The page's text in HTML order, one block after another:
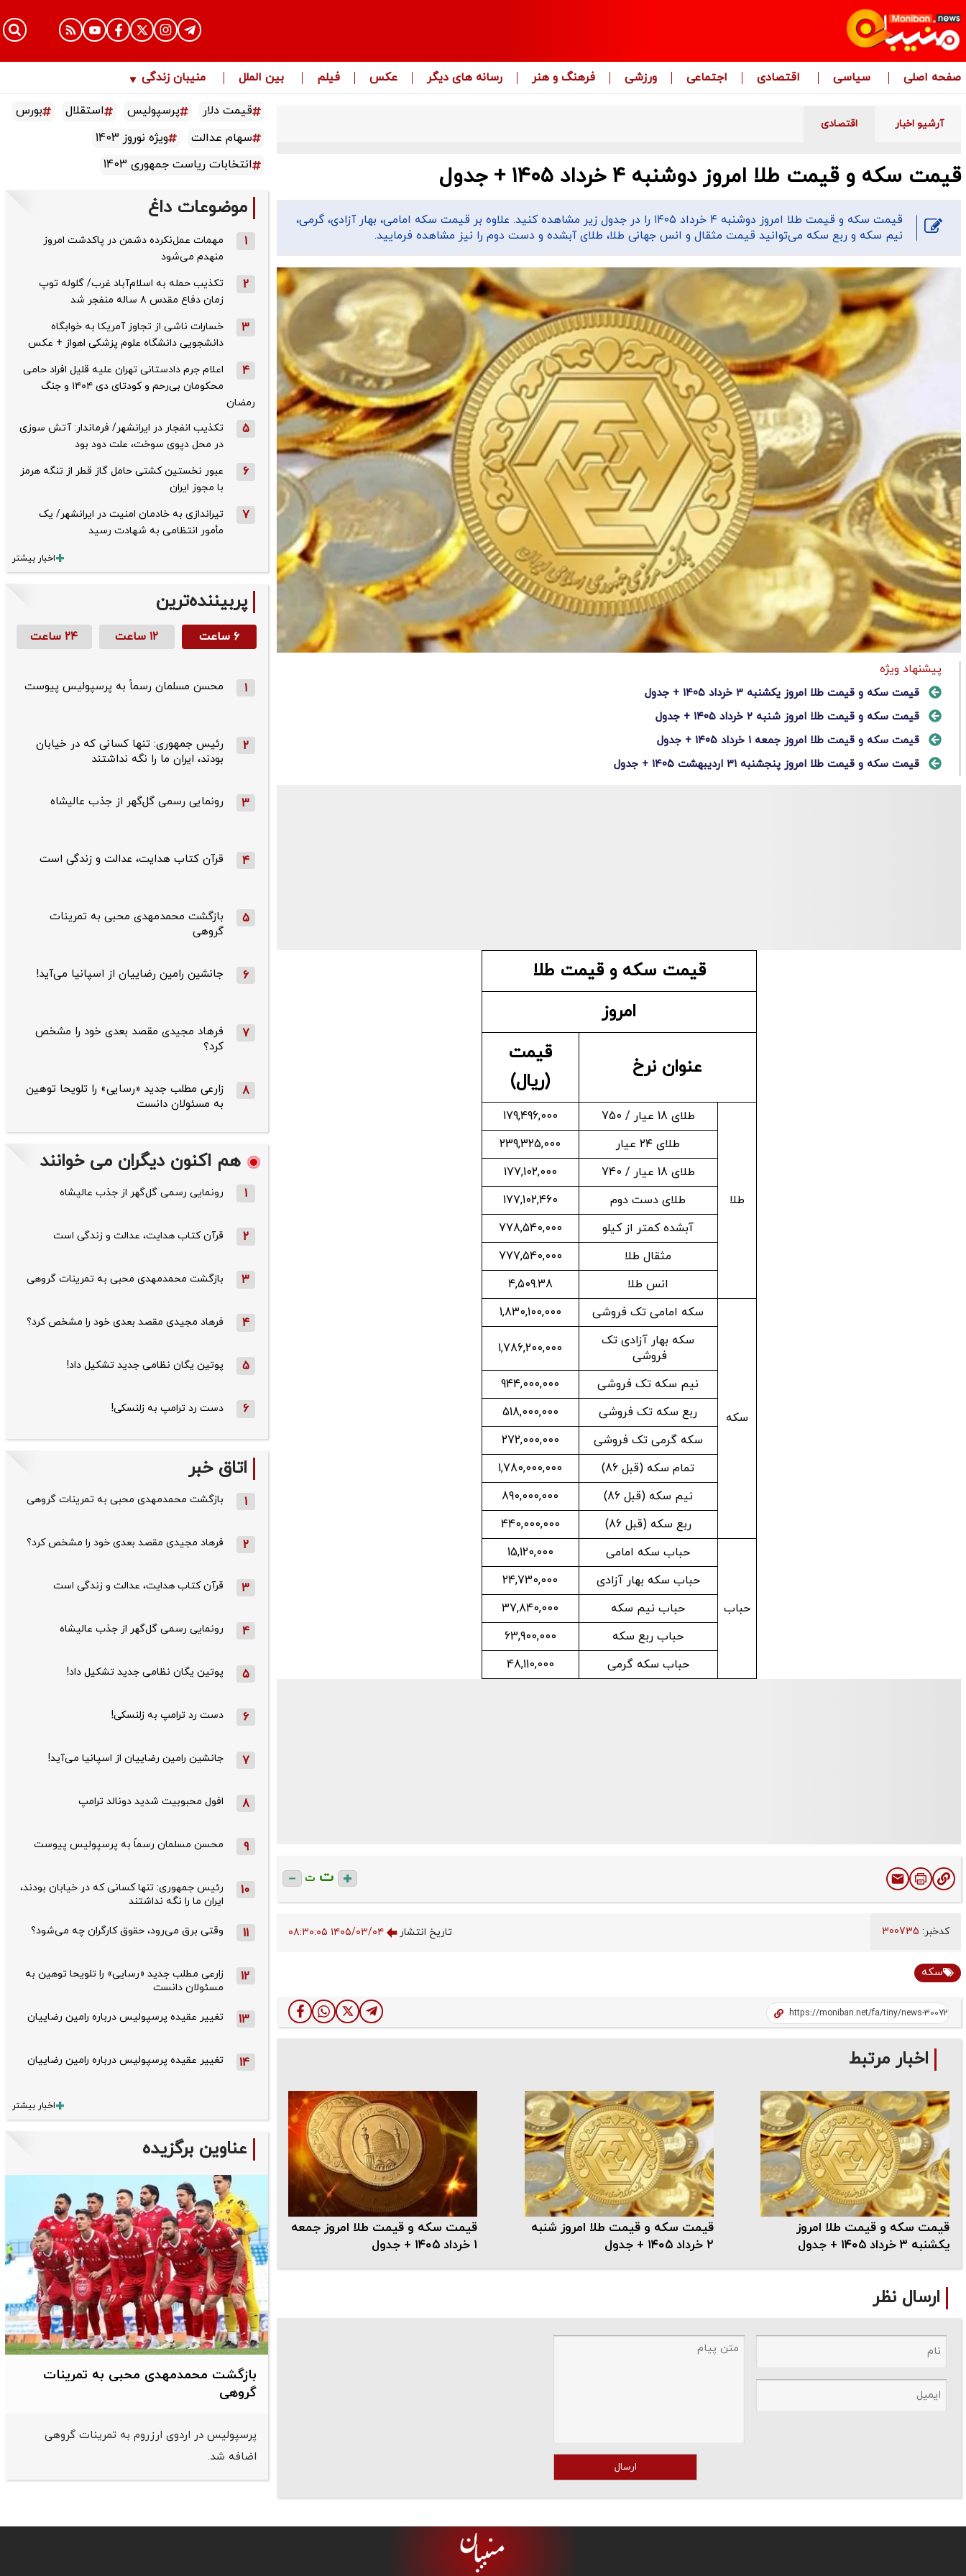
صفحه اصلی سیاسی اقتصادی اجتماعی ورزشی فرهنگ و هنر رسانه های دیگر عکس فیلم بین الملل منیبان زندگی
آرشیو اخبار اقتصادی
قیمت سکه و قیمت طلا امروز دوشنبه ۴ خرداد ۱۴۰۵ + جدول
قیمت سکه و قیمت طلا امروز دوشنبه ۴ خرداد ۱۴۰۵ را در جدول زیر مشاهده کنید. علاوه بر قیمت سکه امامی، بهار آزادی، گرمی،
نیم سکه و ربع سکه می‌توانید قیمت مثقال و انس جهانی طلا، طلای آبشده و دست دوم را نیز مشاهده فرمایید.
پیشنهاد ویژه
قیمت سکه و قیمت طلا امروز یکشنبه ۳ خرداد ۱۴۰۵ + جدول
قیمت سکه و قیمت طلا امروز شنبه ۲ خرداد ۱۴۰۵ + جدول
قیمت سکه و قیمت طلا امروز جمعه ۱ خرداد ۱۴۰۵ + جدول
قیمت سکه و قیمت طلا امروز پنجشنبه ۳۱ اردیبهشت ۱۴۰۵ + جدول
قیمت سکه و قیمت طلا
امروز
عنوان نرخ
قیمت
(ریال)
طلا
طلای 18 عیار / 750
179,496,000
طلای ۲۴ عیار
239,325,000
طلای 18 عیار / 740
177,102,000
طلای دست دوم
177,102,460
آبشده کمتر از کیلو
778,540,000
مثقال طلا
777,540,000
انس طلا
4,509.38
سکه
سکه امامی تک فروشی
1,830,100,000
سکه بهار آزادی تک
فروشی
1,786,200,000
نیم سکه تک فروشی
944,000,000
ربع سکه تک فروشی
518,000,000
سکه گرمی تک فروشی
272,000,000
تمام سکه (قبل 86)
1,780,000,000
نیم سکه (قبل 86)
890,000,000
ربع سکه (قبل 86)
440,000,000
حباب
حباب سکه امامی
15,120,000
حباب سکه بهار آزادی
24,730,000
حباب نیم سکه
37,840,000
حباب ربع سکه
63,900,000
حباب سکه گرمی
48,110,000
ت ت
کدخبر: تاریخ انتشار ۱۴۰۵/۰۳/۰۴ ۰۸:۳۰:۰۵
سکه
اخبار مرتبط
قیمت سکه و قیمت طلا امروز
یکشنبه ۳ خرداد ۱۴۰۵ + جدول
قیمت سکه و قیمت طلا امروز شنبه
۲ خرداد ۱۴۰۵ + جدول
قیمت سکه و قیمت طلا امروز جمعه
۱ خرداد ۱۴۰۵ + جدول
ارسال نظر
ارسال
قیمت دلار پرسپولیس استقلال
بورس
سهام عدالت
ویژه نوروز 1403
انتخابات ریاست جمهوری 1403
موضوعات داغ
1
مهمات عمل‌نکرده دشمن در پاکدشت امروز
منهدم می‌شود
2
تکذیب حمله به اسلام‌آباد غرب/ گلوله توپ
زمان دفاع مقدس ۸ ساله منفجر شد
3
خسارات ناشی از تجاوز آمریکا به خوابگاه
دانشجویی دانشگاه علوم پزشکی اهواز + عکس
4
اعلام جرم دادستانی تهران علیه قلیل افراد حامی
محکومان بی‌رحم و کودتای دی‌ ۱۴۰۴ و جنگ
رمضان
5
تکذیب ‌انفجار در ایرانشهر/ فرماندار: آتش سوزی
در محل دپوی سوخت، علت دود بود
6
عبور نخستین کشتی حامل گاز قطر از تنگه هرمز
با مجوز ایران
7
تیراندازی به خادمان امنیت در ایرانشهر/ یک
مأمور انتظامی به شهادت رسید
اخبار بیشتر
پربیننده‌ترین
۶ ساعت ۱۲ ساعت ۲۴ ساعت
1 محسن مسلمان رسماً به پرسپولیس پیوست
2
رئیس جمهوری: تنها کسانی که در خیابان
بودند، ایران ما را نگه نداشتند
3 رونمایی رسمی گل‌گهر از جذب عالیشاه
4 قرآن کتاب هدایت، عدالت و زندگی است
5
بازگشت محمدمهدی محبی به تمرینات
گروهی
6 جانشین رامین رضاییان از اسپانیا می‌آید!
7
فرهاد مجیدی مقصد بعدی خود را مشخص
کرد؟
8
زارعی مطلب جدید «رسایی» را تلویحا توهین
به مسئولان دانست
هم اکنون دیگران می خوانند
1 رونمایی رسمی گل‌گهر از جذب عالیشاه
2 قرآن کتاب هدایت، عدالت و زندگی است
3 بازگشت محمدمهدی محبی به تمرینات گروهی
4 فرهاد مجیدی مقصد بعدی خود را مشخص کرد؟
5 پوتین یگان نظامی جدید تشکیل داد!
6 دست رد ترامپ به زلنسکی!
اتاق خبر
1 بازگشت محمدمهدی محبی به تمرینات گروهی
2 فرهاد مجیدی مقصد بعدی خود را مشخص کرد؟
3 قرآن کتاب هدایت، عدالت و زندگی است
4 رونمایی رسمی گل‌گهر از جذب عالیشاه
5 پوتین یگان نظامی جدید تشکیل داد!
6 دست رد ترامپ به زلنسکی!
7 جانشین رامین رضاییان از اسپانیا می‌آید!
8 افول محبوبیت شدید دونالد ترامپ
9 محسن مسلمان رسماً به پرسپولیس پیوست
10
رئیس جمهوری: تنها کسانی که در خیابان بودند،
ایران ما را نگه نداشتند
11 وقتی برق می‌رود، حقوق کارگران چه می‌شود؟
12
زارعی مطلب جدید «رسایی» را تلویحا توهین به
مسئولان دانست
13 تغییر عقیده پرسپولیس درباره رامین رضاییان
14 تغییر عقیده پرسپولیس درباره رامین رضاییان
اخبار بیشتر
عناوین برگزیده
بازگشت محمدمهدی محبی به تمرینات
گروهی
پرسپولیس در اردوی ارزروم به تمرینات گروهی
اضافه شد.